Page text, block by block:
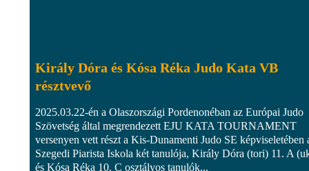
Király Dóra és Kósa Réka Judo Kata VB
résztvevő
2025.03.22-én a Olaszországi Pordenonéban az Európai Judo
Szövetség által megrendezett EJU KATA TOURNAMENT
versenyen vett részt a Kis-Dunamenti Judo SE képviseletében
Szegedi Piarista Iskola két tanulója, Király Dóra (tori) 11. A
és Kósa Réka 10. C osztályos tanulók...